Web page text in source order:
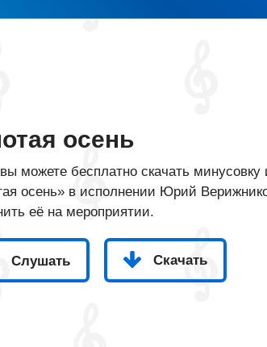
осень
можете бесплатно скачать минусовку
осень» в исполнении Юрий
её на мероприятии.
Слушать Скачать